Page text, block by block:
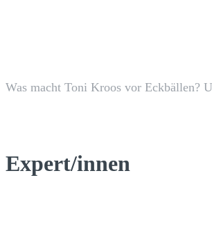
Was macht Toni Kroos vor Eckbällen?
Expert/innen